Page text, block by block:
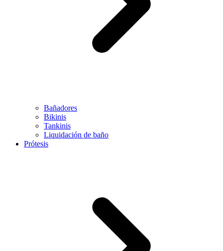
Bañadores
Bikinis
Tankinis
Liquidación de baño
Prótesis